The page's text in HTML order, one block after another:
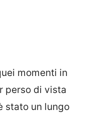
momenti in
perso di vista
stato un lungo